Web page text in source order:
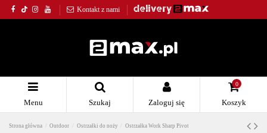
Kontakt z nami
Menu Szukaj Zaloguj się
0
Koszyk
Strona główna Outdoor Ostrzałki do noży Ostrzałka Work Sharp Pivot